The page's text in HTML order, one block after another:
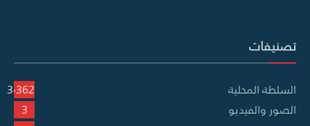
تصنيفات
السلطة المحلية
3٬362
الصور والفيديو
3